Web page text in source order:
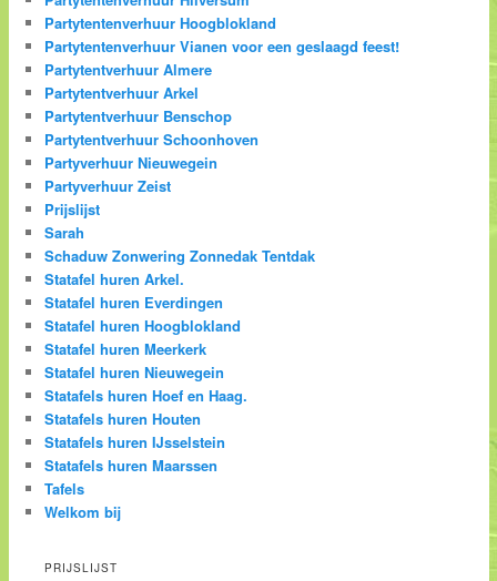
Partytentenverhuur Hoogblokland
Partytentenverhuur Vianen voor een geslaagd feest!
Partytentverhuur Almere
Partytentverhuur Arkel
Partytentverhuur Benschop
Partytentverhuur Schoonhoven
Partyverhuur Nieuwegein
Partyverhuur Zeist
Prijslijst
Sarah
Schaduw Zonwering Zonnedak Tentdak
Statafel huren Arkel.
Statafel huren Everdingen
Statafel huren Hoogblokland
Statafel huren Meerkerk
Statafel huren Nieuwegein
Statafels huren Hoef en Haag.
Statafels huren Houten
Statafels huren IJsselstein
Statafels huren Maarssen
Tafels
Welkom bij
PRIJSLIJST